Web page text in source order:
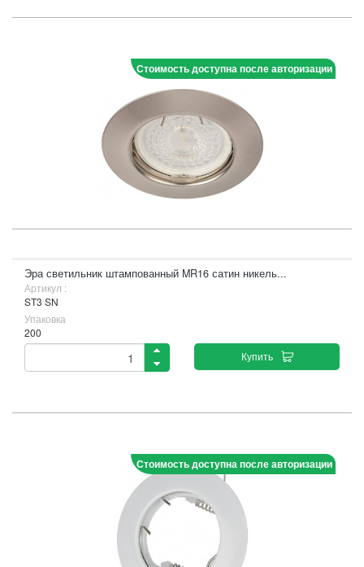
Стоимость доступна после авторизации
Эра светильник штампованный MR16 сатин никель...
Артикул :
ST3 SN
Упаковка
200
Купить
Стоимость доступна после авторизации